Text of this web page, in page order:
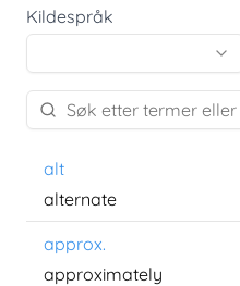
Kildespråk
alt
alternate
approx.
approximately